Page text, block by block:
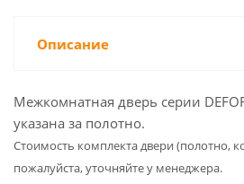
Описание
Межкомнатная дверь серии
указана за полотно.
Cтоимость комплекта двери (полотно,
пожалуйста, уточняйте у менеджера.